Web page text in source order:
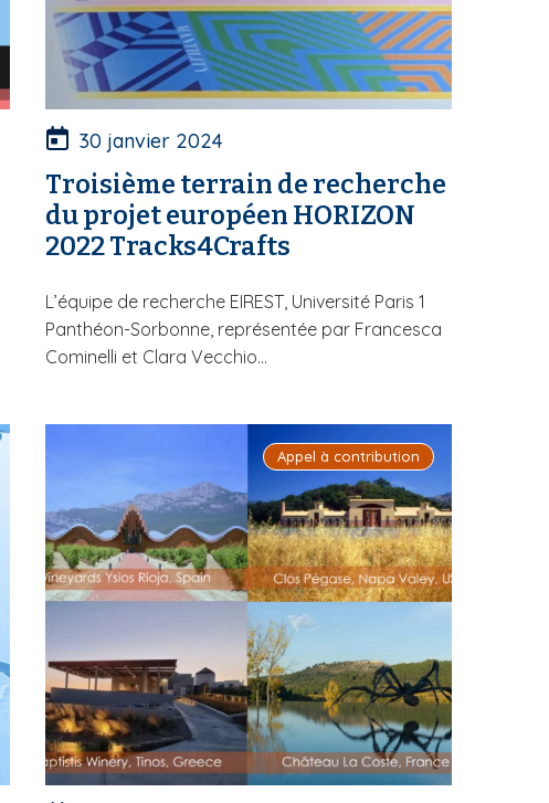
30 janvier 2024
Troisième terrain de recherche
du projet européen HORIZON
2022 Tracks4Crafts
L’équipe de recherche EIREST, Université Paris 1
Panthéon-Sorbonne, représentée par Francesca
Cominelli et Clara Vecchio...
Appel à contribution